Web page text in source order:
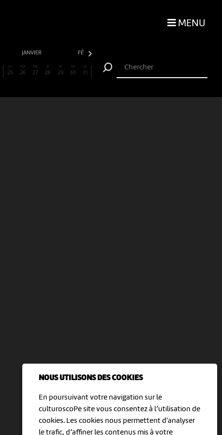
NOUS UTILISONS DES COOKIES
En poursuivant votre navigation sur le
culturoscoPe site vous consentez à l’utilisation de
cookies. Les cookies nous permettent d'analyser
le trafic, d’affiner les contenus mis à votre
MENU
JANVIER FÉVRIER
LU
25
MA
26
ME
27
JE
28
VE
29
SA
30
DI
31